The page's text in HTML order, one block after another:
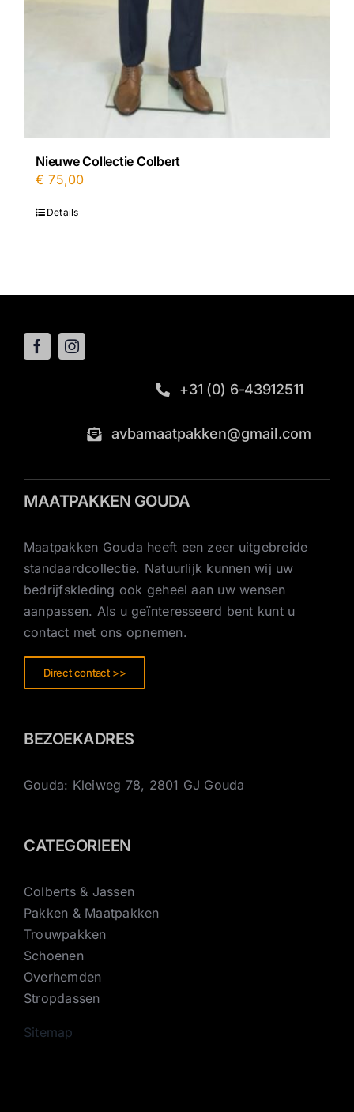
Nieuwe Collectie Colbert
€ 75,00
Details
+31 (0) 6-43912511
avbamaatpakken@gmail.com
MAATPAKKEN GOUDA
Maatpakken Gouda heeft een zeer uitgebreide
standaardcollectie. Natuurlijk kunnen wij uw
bedrijfskleding ook geheel aan uw wensen
aanpassen. Als u geïnteresseerd bent kunt u
contact met ons opnemen.
Direct contact >>
BEZOEKADRES
Gouda: Kleiweg 78, 2801 GJ Gouda
CATEGORIEEN
Colberts & Jassen
Pakken & Maatpakken
Trouwpakken
Schoenen
Overhemden
Stropdassen
Sitemap